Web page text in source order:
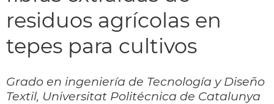
residuos agrícolas en
tepes para cultivos
Grado en ingeniería de Tecnología y Diseño
Textil, Universitat Politécnica de Catalunya